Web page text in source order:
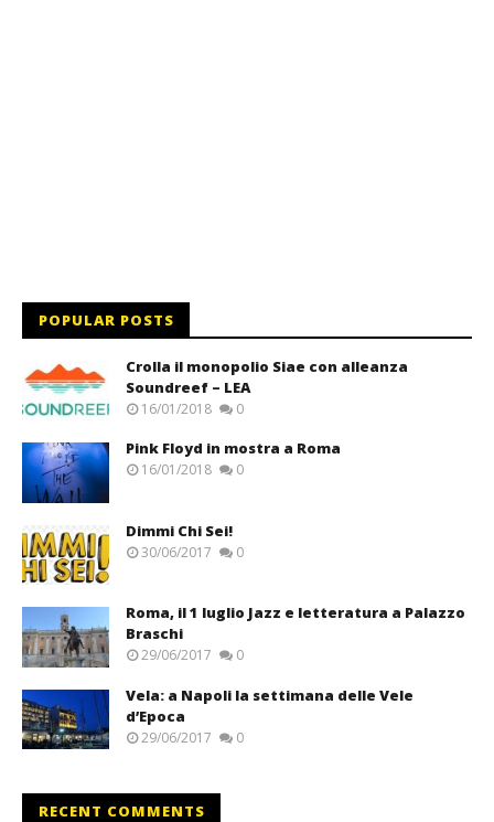
POPULAR POSTS
Crolla il monopolio Siae con alleanza
Soundreef – LEA
16/01/2018 0
Pink Floyd in mostra a Roma
16/01/2018 0
Dimmi Chi Sei!
30/06/2017 0
Roma, il 1 luglio Jazz e letteratura a Palazzo
Braschi
29/06/2017 0
Vela: a Napoli la settimana delle Vele
d’Epoca
29/06/2017 0
RECENT COMMENTS